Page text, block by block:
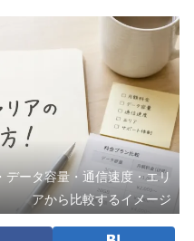
ータ容量・通信速度・エリ
アから比較するイメージ